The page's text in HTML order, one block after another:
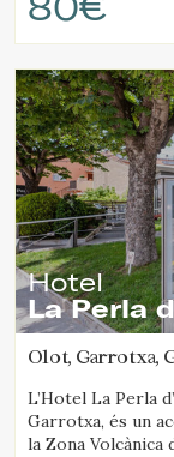
Hotel
La Perla
Olot, Garrotxa,
L’Hotel La Perla
Garrotxa, és un
la Zona Volcànica